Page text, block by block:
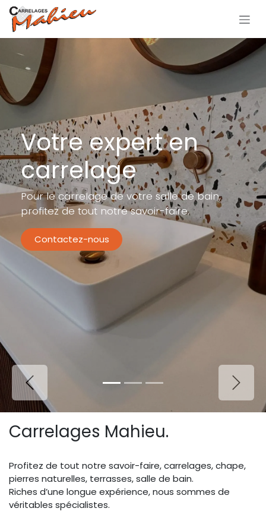
Se rendre au contenu
Votre expert en
carrelage
Pour le carrelage de votre salle de bain,
profitez de tout notre savoir-faire.
Contactez-nous
Précédent
Carrelages Mahieu.
Profitez de tout notre savoir-faire, carrelages, chape,
pierres naturelles, terrasses, salle de bain.
Riches d’une longue expérience, nous sommes de
véritables spécialistes.